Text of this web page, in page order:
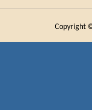
Copyright